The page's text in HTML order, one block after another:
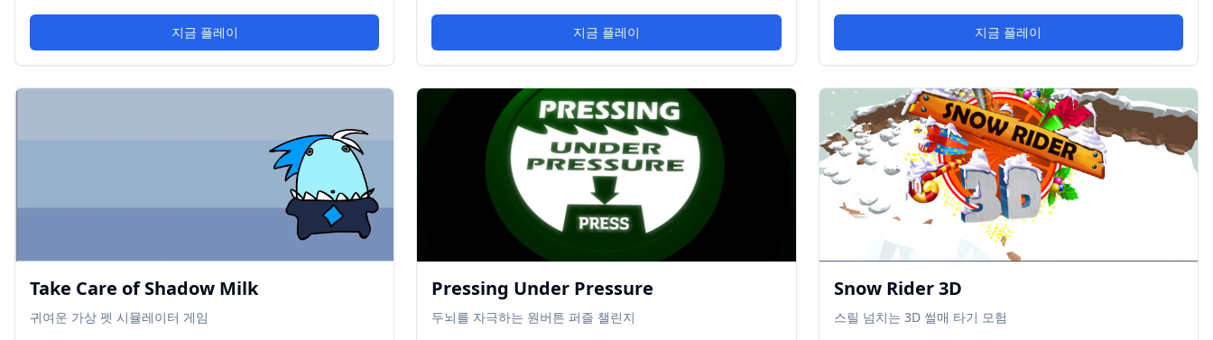
지금 플레이 지금 플레이 지금 플레이
Take Care of Shadow Milk
귀여운 가상 펫 시뮬레이터 게임
Pressing Under Pressure
두뇌를 자극하는 원버튼 퍼즐 챌린지
Snow Rider 3D
스릴 넘치는 3D 썰매 타기 모험